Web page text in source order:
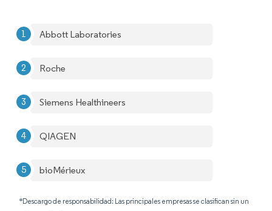
Abbott Laboratories
Roche
Siemens Healthineers
QIAGEN
bioMérieux
*Descargo de responsabilidad: Las principales empresas se clasifican sin un